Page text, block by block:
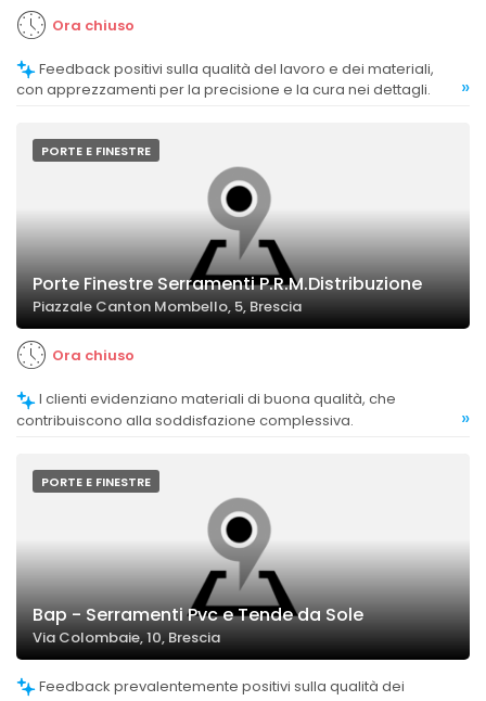
Ora chiuso
con apprezzamenti per la precisione e la cura nei dettagli.
»
PORTE E FINESTRE
Porte Finestre Serramenti P.R.M.Distribuzione
Piazzale Canton Mombello, 5, Brescia
Ora chiuso
contribuiscono alla soddisfazione complessiva.
»
PORTE E FINESTRE
Bap - Serramenti Pvc e Tende da Sole
Via Colombaie, 10, Brescia